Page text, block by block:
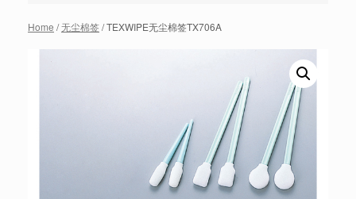
Home /无尘棉签/ TEXWIPE无尘棉签TX706A